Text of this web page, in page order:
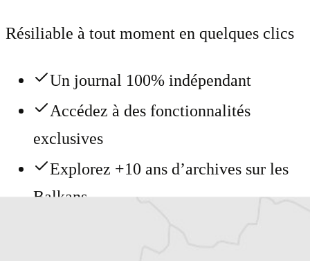
Résiliable à tout moment en quelques clics
Un journal 100% indépendant
Accédez à des fonctionnalités
exclusives
Explorez +10 ans d’archives sur les
Balkans